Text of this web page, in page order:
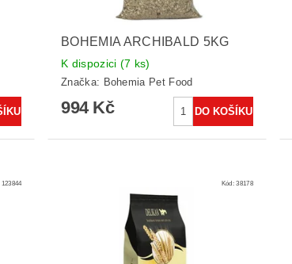
BOHEMIA ARCHIBALD 5KG
K dispozici (7 ks)
Značka: Bohemia Pet Food
994 Kč
123844 Kód:38178